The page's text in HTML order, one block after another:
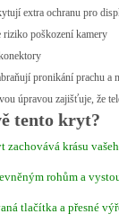
extra ochranu pro
poškození kamery
pronikání prachu a
úpravou zajišťuje, že
tento kryt?
zachovává krásu
rohům a
tlačítka a přesné